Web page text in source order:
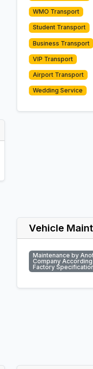
WMO Transport
Student Transport
Business Transport
VIP Transport
Airport Transport
Wedding Service
Vehicle
Maintenance by
Company
Factory